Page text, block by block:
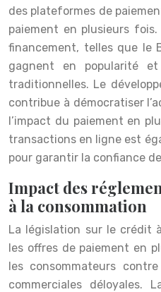
des plateformes de
paiement en plusieurs
financement, telles que le
gagnent en popularité
traditionnelles. Le
contribue à démocratiser
l’impact du paiement en
transactions en ligne est
pour garantir la confiance
Impact des
à la consommation
La législation sur le crédit
les offres de paiement en
les consommateurs
commerciales déloyales.